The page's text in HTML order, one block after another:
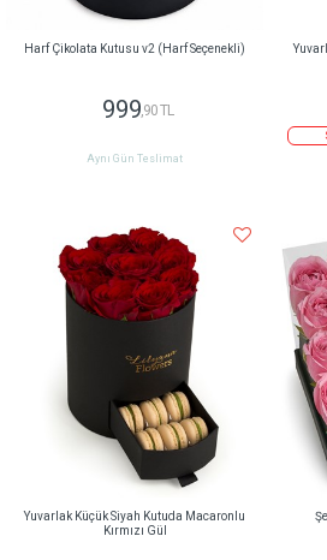
Harf Çikolata Kutusu v2 (Harf Seçenekli)
999,90 TL
Aynı Gün Teslimat
Yuvarlak Küçük Siyah Kutuda Macaronlu
Kırmızı Gül